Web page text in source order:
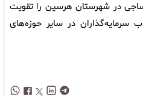
در شهرستان هرسین را تقویت
در سایر حوزه‌های